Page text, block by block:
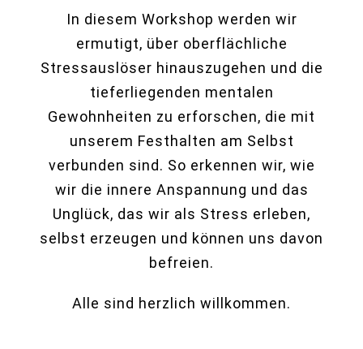
In diesem Workshop werden wir
ermutigt, über oberflächliche
Stressauslöser hinauszugehen und die
tieferliegenden mentalen
Gewohnheiten zu erforschen, die mit
unserem Festhalten am Selbst
verbunden sind. So erkennen wir, wie
wir die innere Anspannung und das
Unglück, das wir als Stress erleben,
selbst erzeugen und können uns davon
befreien.
Alle sind herzlich willkommen.